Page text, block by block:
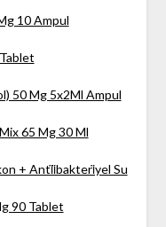
10 Ampul
50 Mg 5x2Ml Ampul
65 Mg 30 Ml
+ Anti̇i̇bakteri̇yel Su
90 Tablet